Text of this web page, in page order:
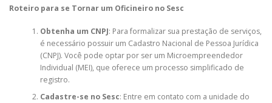
Roteiro para se Tornar um Oficineiro no Sesc
Obtenha um CNPJ: Para formalizar sua prestação de serviços,
é necessário possuir um Cadastro Nacional de Pessoa Jurídica
(CNPJ). Você pode optar por ser um Microempreendedor
Individual (MEI), que oferece um processo simplificado de
registro.
Cadastre-se no Sesc: Entre em contato com a unidade do